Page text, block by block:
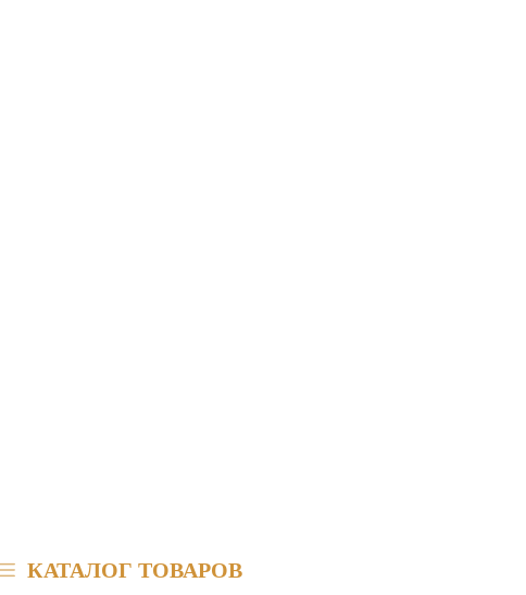
КАТАЛОГ ТОВАРОВ